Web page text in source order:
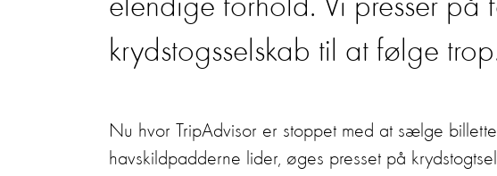
elendige forhold. Vi presser på
krydstogsselskab til at følge
Nu hvor TripAdvisor er stoppet med at sælge
havskildpadderne lider, øges presset på